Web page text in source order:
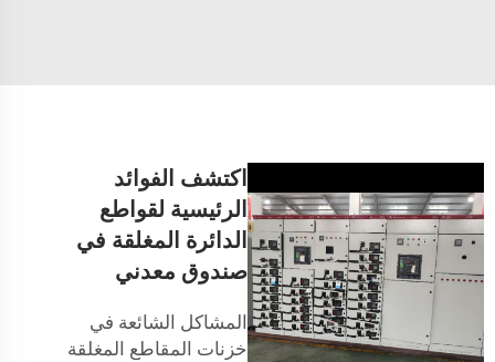
اكتشف الفوائد
الرئيسية لقواطع
الدائرة المغلقة في
صندوق معدني
المشاكل الشائعة في
خزنات المقاطع المغلقة